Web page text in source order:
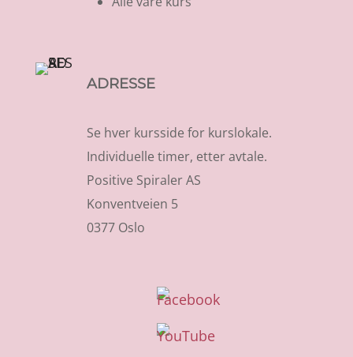
ADRESSE
Se hver kursside for kurslokale.
Individuelle timer, etter avtale.
Positive Spiraler AS
Konventveien 5
0377 Oslo